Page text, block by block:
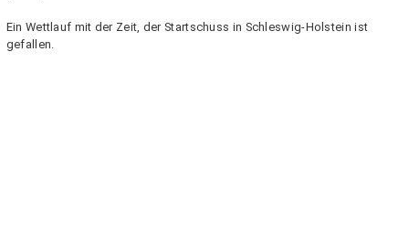
Ein Wettlauf mit der Zeit, der Startschuss in Schleswig-Holstein ist
gefallen.